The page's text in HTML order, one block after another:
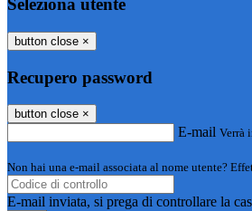
Seleziona utente
button close ×
Recupero password
button close ×
E-mail Verrà
Non hai una e-mail associata al nome utente?
E-mail inviata, si prega di controllare la